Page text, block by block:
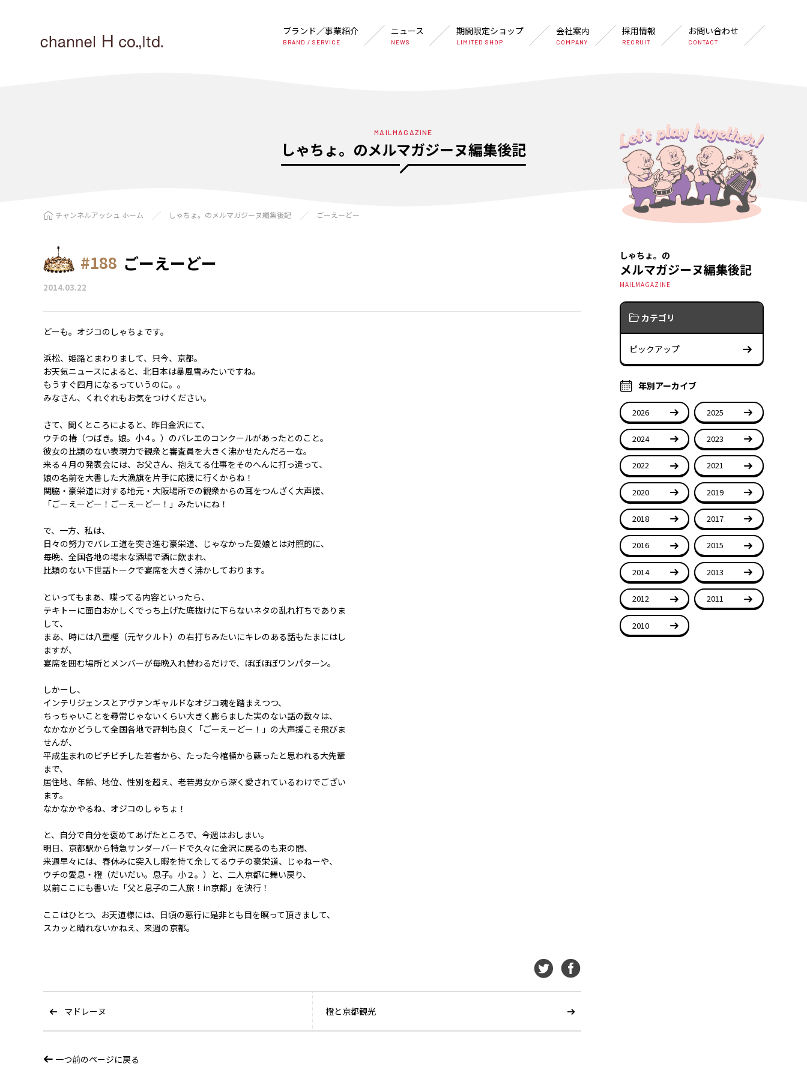
ブランド／事業紹介
BRAND / SERVICE
ニュース
NEWS
期間限定ショップ
LIMITED SHOP
会社案内
COMPANY
採用情報
RECRUIT
お問い合わせ
CONTACT
MAILMAGAZINE
しゃちょ。のメルマガジーヌ編集後記
チャンネルアッシュ ホーム しゃちょ。のメルマガジーヌ編集後記 ごーえーどー
#188 ごーえーどー
2014.03.22
どーも。オジコのしゃちょです。
浜松、姫路とまわりまして、只今、京都。
お天気ニュースによると、北日本は暴風雪みたいですね。
もうすぐ四月になるっていうのに。。
みなさん、くれぐれもお気をつけください。
さて、聞くところによると、昨日金沢にて、
ウチの椿（つばき。娘。小４。）のバレエのコンクールがあったとのこと。
彼女の比類のない表現力で観衆と審査員を大きく沸かせたんだろーな。
来る４月の発表会には、お父さん、抱えてる仕事をそのへんに打っ遣って、
娘の名前を大書した大漁旗を片手に応援に行くからね！
関脇・豪栄道に対する地元・大阪場所での観衆からの耳をつんざく大声援、
「ごーえーどー！ごーえーどー！」みたいにね！
で、一方、私は、
日々の努力でバレエ道を突き進む豪栄道、じゃなかった愛娘とは対照的に、
毎晩、全国各地の場末な酒場で酒に飲まれ、
比類のない下世話トークで宴席を大きく沸かしております。
といってもまあ、喋ってる内容といったら、
テキトーに面白おかしくでっち上げた底抜けに下らないネタの乱れ打ちでありま
して、
まあ、時には八重樫（元ヤクルト）の右打ちみたいにキレのある話もたまにはし
ますが、
宴席を囲む場所とメンバーが毎晩入れ替わるだけで、ほぼほぼワンパターン。
しかーし、
インテリジェンスとアヴァンギャルドなオジコ魂を踏まえつつ、
ちっちゃいことを尋常じゃないくらい大きく膨らました実のない話の数々は、
なかなかどうして全国各地で評判も良く「ごーえーどー！」の大声援こそ飛びま
せんが、
平成生まれのピチピチした若者から、たった今棺桶から蘇ったと思われる大先輩
まで、
居住地、年齢、地位、性別を超え、老若男女から深く愛されているわけでござい
ます。
なかなかやるね、オジコのしゃちょ！
と、自分で自分を褒めてあげたところで、今週はおしまい。
明日、京都駅から特急サンダーバードで久々に金沢に戻るのも束の間、
来週早々には、春休みに突入し暇を持て余してるウチの豪栄道、じゃねーや、
ウチの愛息・橙（だいだい。息子。小２。）と、二人京都に舞い戻り、
以前ここにも書いた「父と息子の二人旅！in京都」を決行！
ここはひとつ、お天道様には、日頃の悪行に是非とも目を瞑って頂きまして、
スカッと晴れないかねえ、来週の京都。
マドレーヌ 橙と京都観光
一つ前のページに戻る
しゃちょ。の
メルマガジーヌ編集後記
MAILMAGAZINE
カテゴリ
ピックアップ
年別アーカイブ
2026 2025
2024 2023
2022 2021
2020 2019
2018 2017
2016 2015
2014 2013
2012 2011
2010